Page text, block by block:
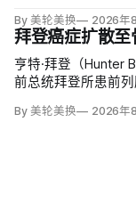
支付战争赔偿、释
威胁伊朗。特朗普政
By 美轮美换 2026年
拜登癌症扩散
亨特·拜登（Hunter
前总统拜登所患前
泪，称家人看着这
By 美轮美换 2026年